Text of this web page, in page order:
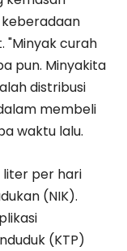
"Minyak curah
pun. Minyakita
distribusi
membeli
waktu lalu.
liter per hari
(NIK).
(KTP)